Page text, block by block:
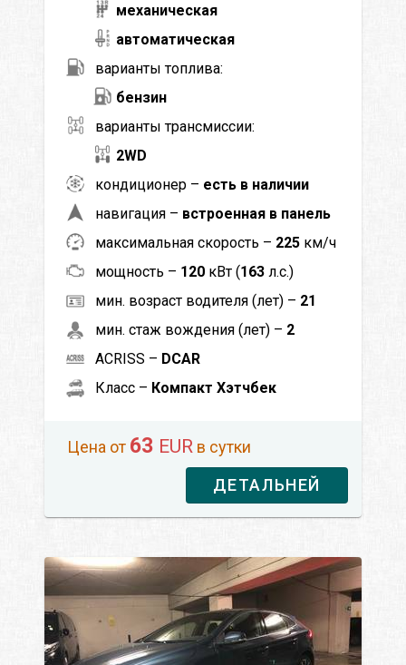
механическая
автоматическая
варианты топлива:
бензин
варианты трансмиссии:
2WD
кондиционер – есть в наличии
навигация – встроенная в панель
максимальная скорость – 225 км/ч
мощность – 120 кВт (163 л.с.)
мин. возраст водителя (лет) – 21
мин. стаж вождения (лет) – 2
ACRISS – DCAR
Класс – Компакт Хэтчбек
Цена от 63 EUR в сутки
ДЕТАЛЬНЕЙ